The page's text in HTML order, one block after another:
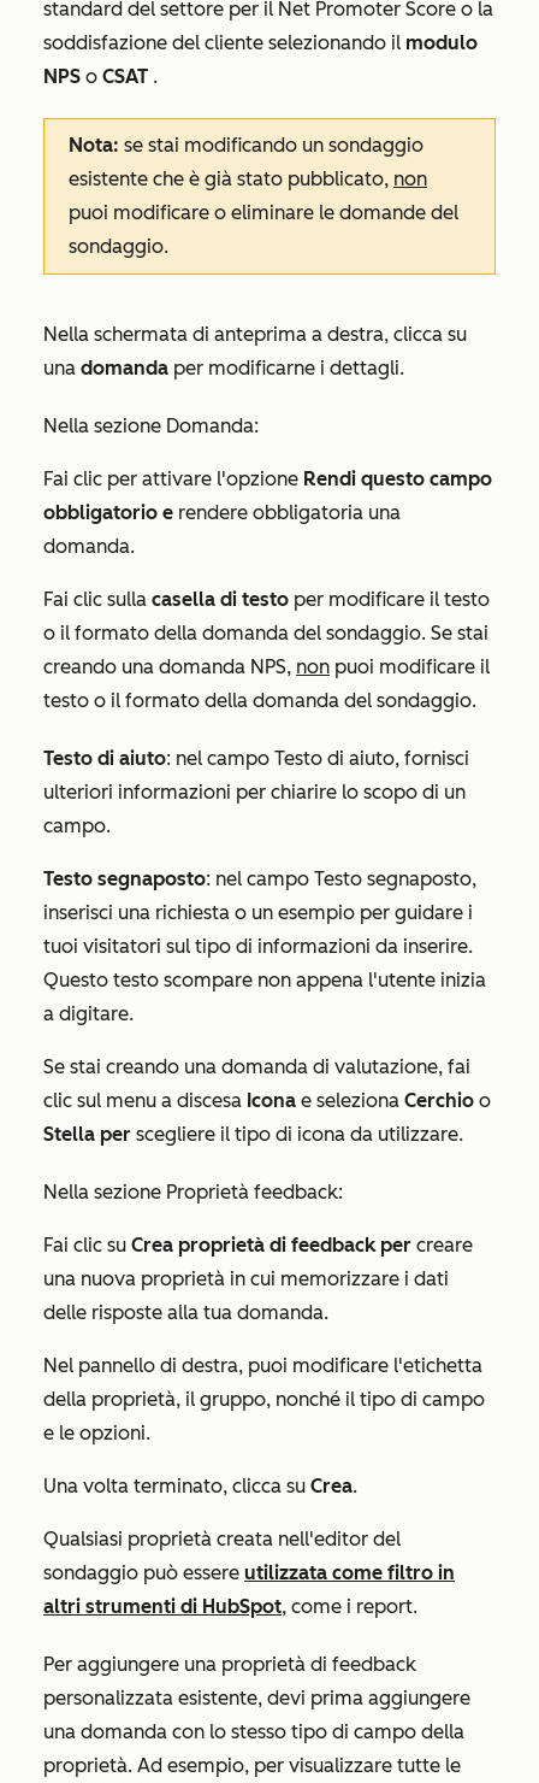
standard del settore per il Net Promoter Score o la
soddisfazione del cliente selezionando il modulo
NPS o CSAT .
Nota: se stai modificando un sondaggio
esistente che è già stato pubblicato, non
puoi modificare o eliminare le domande del
sondaggio.
Nella schermata di anteprima a destra, clicca su
una domanda per modificarne i dettagli.
Nella sezione Domanda:
Fai clic per attivare l'opzione Rendi questo campo
obbligatorio e rendere obbligatoria una
domanda.
Fai clic sulla casella di testo per modificare il testo
o il formato della domanda del sondaggio. Se stai
creando una domanda NPS, non puoi modificare il
testo o il formato della domanda del sondaggio.
Testo di aiuto: nel campo Testo di aiuto, fornisci
ulteriori informazioni per chiarire lo scopo di un
campo.
Testo segnaposto: nel campo Testo segnaposto,
inserisci una richiesta o un esempio per guidare i
tuoi visitatori sul tipo di informazioni da inserire.
Questo testo scompare non appena l'utente inizia
a digitare.
Se stai creando una domanda di valutazione, fai
clic sul menu a discesa Icona e seleziona Cerchio o
Stella per scegliere il tipo di icona da utilizzare.
Nella sezione Proprietà feedback:
Fai clic su Crea proprietà di feedback per creare
una nuova proprietà in cui memorizzare i dati
delle risposte alla tua domanda.
Nel pannello di destra, puoi modificare l'etichetta
della proprietà, il gruppo, nonché il tipo di campo
e le opzioni.
Una volta terminato, clicca su Crea.
Qualsiasi proprietà creata nell'editor del
sondaggio può essere utilizzata come filtro in
altri strumenti di HubSpot, come i report.
Per aggiungere una proprietà di feedback
personalizzata esistente, devi prima aggiungere
una domanda con lo stesso tipo di campo della
proprietà. Ad esempio, per visualizzare tutte le